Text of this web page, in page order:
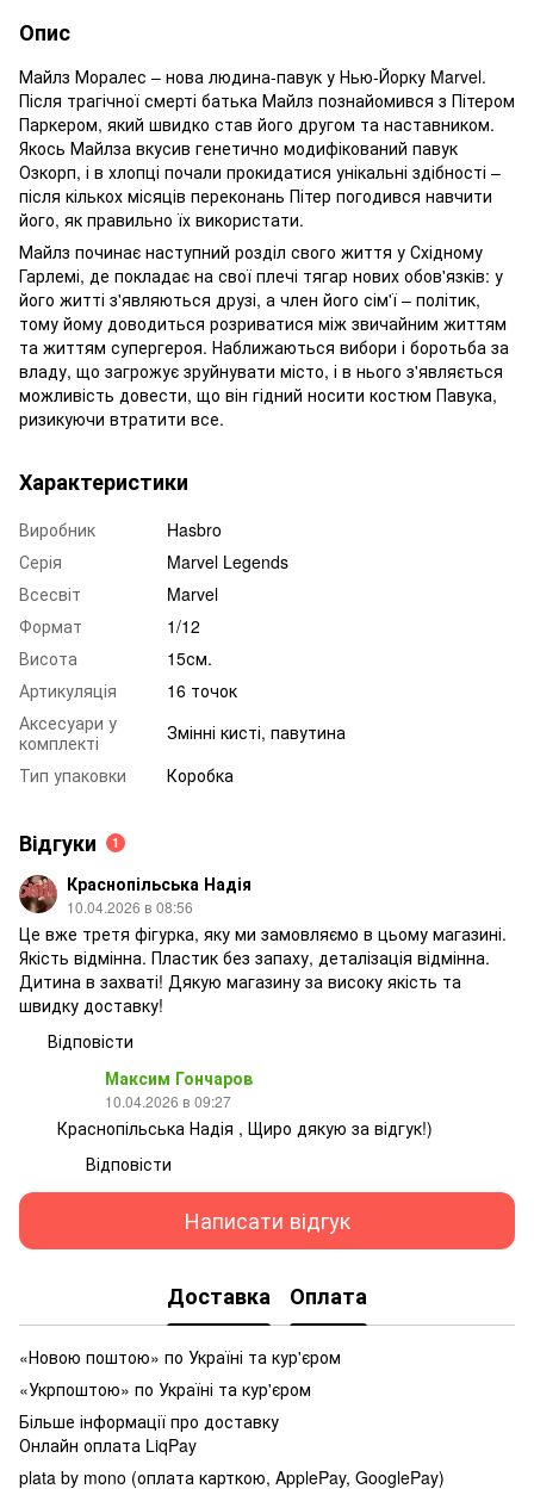
Опис
Майлз Моралес – нова людина-павук у Нью-Йорку Marvel.
Після трагічної смерті батька Майлз познайомився з Пітером
Паркером, який швидко став його другом та наставником.
Якось Майлза вкусив генетично модифікований павук
Озкорп, і в хлопці почали прокидатися унікальні здібності –
після кількох місяців переконань Пітер погодився навчити
його, як правильно їх використати.
Майлз починає наступний розділ свого життя у Східному
Гарлемі, де покладає на свої плечі тягар нових обов'язків: у
його житті з'являються друзі, а член його сім'ї – політик,
тому йому доводиться розриватися між звичайним життям
та життям супергероя. Наближаються вибори і боротьба за
владу, що загрожує зруйнувати місто, і в нього з'являється
можливість довести, що він гідний носити костюм Павука,
ризикуючи втратити все.
Характеристики
Виробник
Hasbro
Серія
Marvel Legends
Всесвіт
Marvel
Формат
1/12
Висота
15см.
Артикуляція
16 точок
Аксесуари у
комплекті
Змінні кисті, павутина
Тип упаковки
Коробка
Відгуки 1
Краснопільська Надія
10.04.2026 в 08:56
Це вже третя фігурка, яку ми замовляємо в цьому магазині.
Якість відмінна. Пластик без запаху, деталізація відмінна.
Дитина в захваті! Дякую магазину за високу якість та
швидку доставку!
Відповісти
Максим Гончаров
10.04.2026 в 09:27
Краснопільська Надія , Щиро дякую за відгук!)
Відповісти
Написати відгук
Доставка Оплата
«Новою поштою» по Україні та кур'єром
«Укрпоштою» по Україні та кур'єром
Більше інформації про доставку
Онлайн оплата LiqPay
plata by mono (оплата карткою, ApplePay, GooglePay)